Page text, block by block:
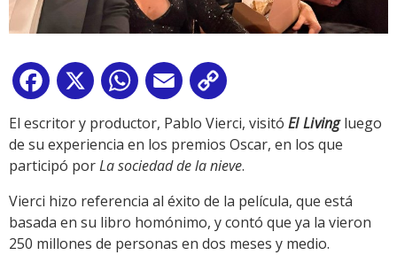
Facebook
X WhatsApp
Email
Link
El escritor y productor, Pablo Vierci, visitó El Livingluego
de su experiencia en los premios Oscar, en los que
participó porLa sociedad de la nieve.
Vierci hizo referencia al éxito de la película, que está
basada en su libro homónimo, y contó que ya la vieron
250 millones de personas en dos meses y medio.